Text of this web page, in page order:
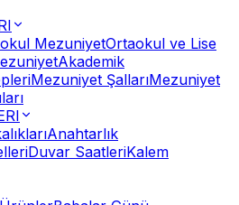
MezuniyetOrtaokul ve Lise
Akademik
Mezuniyet ŞallarıMezuniyet
Anahtarlık
Duvar SaatleriKalem